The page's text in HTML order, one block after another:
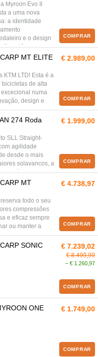
Myroon Evo II
a uma nova
a identidade
e o design
o tónus
o carácter
sem uma
COMPRAR
MT ELITE
KTM LTD! Esta é a
de alta
numa
design e
€ 2.989,00
COMPRAR
274 Roda
SLL Straight-
agilidade
desde o mais
solavancos, a
com uma
do
SLL é responsivo
sensibilidade
e fluidez
oscilações.
€ 1.999,00
COMPRAR
MT
todo o seu
compressões
e eficaz sempre
ou manter a
€ 4.738,97
COMPRAR
SONIC
€ 7.239,02
€ 8.499,99
− € 1.260,97
COMPRAR
ONE
€ 1.749,00
COMPRAR